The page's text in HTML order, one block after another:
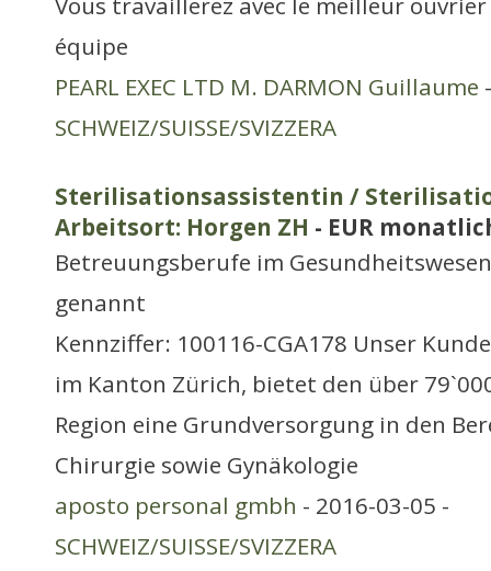
équipe
PEARL EXEC LTD M. DARMON Guillaume
SCHWEIZ/SUISSE/SVIZZERA
Sterilisationsassistentin /
Arbeitsort: Horgen ZH - EUR
Betreuungsberufe im
genannt
Kennziffer: 100116-CGA178 Unser
im Kanton Zürich, bietet den über
Region eine Grundversorgung in den
Chirurgie sowie Gynäkologie
aposto personal gmbh - 2016-03-05 -
SCHWEIZ/SUISSE/SVIZZERA